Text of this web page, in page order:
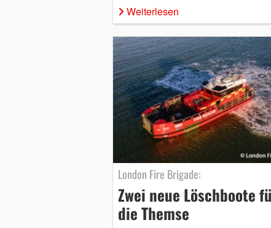
Weiterlesen
London Fire Brigade:
Zwei neue Löschboote
die Themse